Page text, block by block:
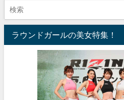
ラウンドガールの美女特集！